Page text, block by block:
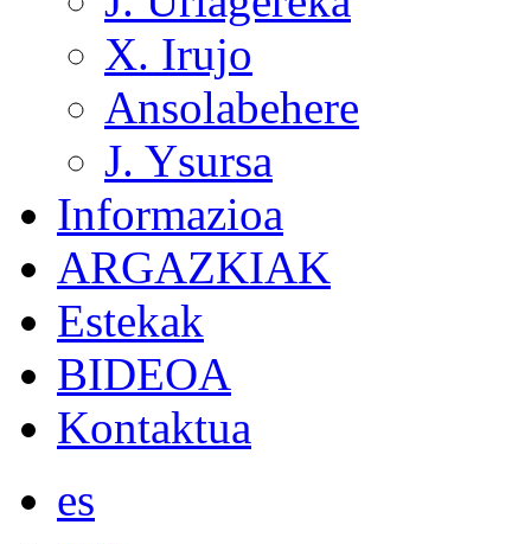
X. Irujo
Ansolabehere
J. Ysursa
Informazioa
ARGAZKIAK
Estekak
BIDEOA
Kontaktua
es